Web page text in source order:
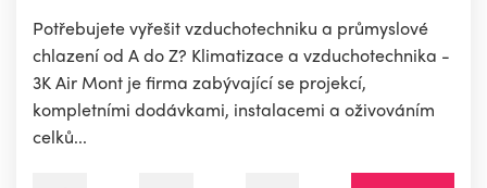
Potřebujete vyřešit vzduchotechniku a průmyslové
chlazení od A do Z? Klimatizace a vzduchotechnika -
3K Air Mont je firma zabývající se projekcí,
kompletními dodávkami, instalacemi a oživováním
celků...